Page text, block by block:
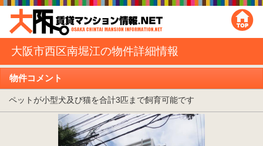
大阪市西区南堀江の物件詳細情報
物件コメント
ペットが小型犬及び猫を合計3匹まで飼育可能です